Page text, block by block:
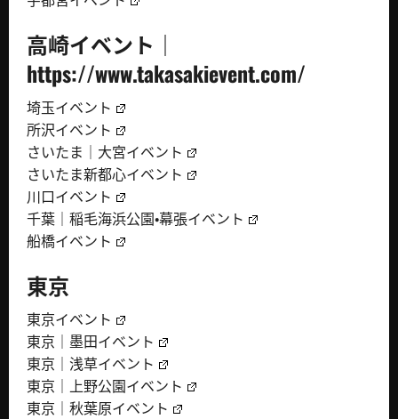
高崎イベント｜
https://www.takasakievent.com/
埼玉イベント
所沢イベント
さいたま｜大宮イベント
さいたま新都心イベント
川口イベント
千葉｜稲毛海浜公園・幕張イベント
船橋イベント
東京
東京イベント
東京｜墨田イベント
東京｜浅草イベント
東京｜上野公園イベント
東京｜秋葉原イベント